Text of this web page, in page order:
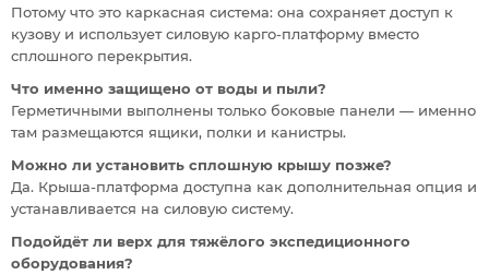
Потому что это каркасная система: она сохраняет доступ к
кузову и использует силовую карго-платформу вместо
сплошного перекрытия.
Что именно защищено от воды и пыли?
Герметичными выполнены только боковые панели — именно
там размещаются ящики, полки и канистры.
Можно ли установить сплошную крышу позже?
Да. Крыша-платформа доступна как дополнительная опция и
устанавливается на силовую систему.
Подойдёт ли верх для тяжёлого экспедиционного
оборудования?